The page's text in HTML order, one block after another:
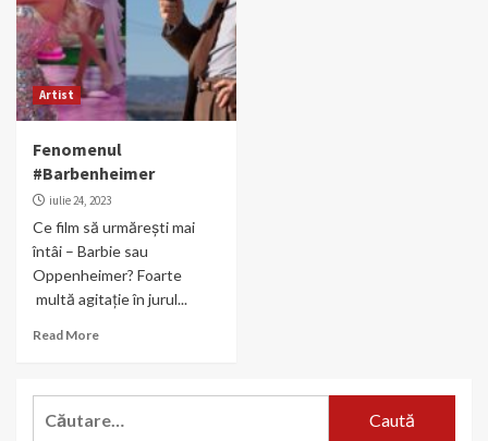
Artist
Fenomenul
#Barbenheimer
iulie 24, 2023
Ce film să urmărești mai
întâi – Barbie sau
Oppenheimer? Foarte
multă agitație în jurul...
Read More